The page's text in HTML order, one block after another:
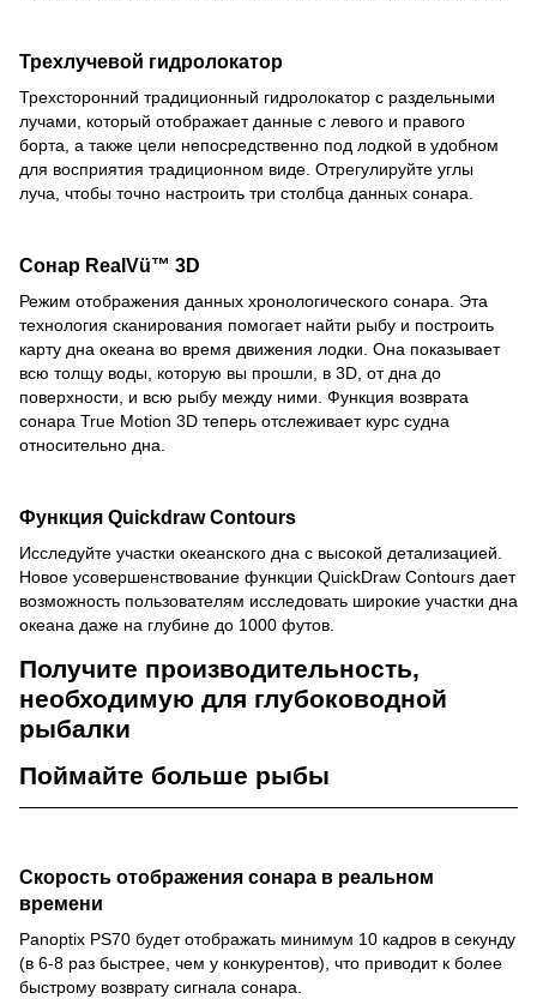
Трехлучевой гидролокатор
Трехсторонний традиционный гидролокатор с раздельными
лучами, который отображает данные с левого и правого
борта, а также цели непосредственно под лодкой в удобном
для восприятия традиционном виде. Отрегулируйте углы
луча, чтобы точно настроить три столбца данных сонара.
Сонар RealVü™ 3D
Режим отображения данных хронологического сонара. Эта
технология сканирования помогает найти рыбу и построить
карту дна океана во время движения лодки. Она показывает
всю толщу воды, которую вы прошли, в 3D, от дна до
поверхности, и всю рыбу между ними. Функция возврата
сонара True Motion 3D теперь отслеживает курс судна
относительно дна.
Функция Quickdraw Contours
Исследуйте участки океанского дна с высокой детализацией.
Новое усовершенствование функции QuickDraw Contours дает
возможность пользователям исследовать широкие участки дна
океана даже на глубине до 1000 футов.
Получите производительность,
необходимую для глубоководной
рыбалки
Поймайте больше рыбы
Скорость отображения сонара в реальном
времени
Panoptix PS70 будет отображать минимум 10 кадров в секунду
(в 6-8 раз быстрее, чем у конкурентов), что приводит к более
быстрому возврату сигнала сонара.